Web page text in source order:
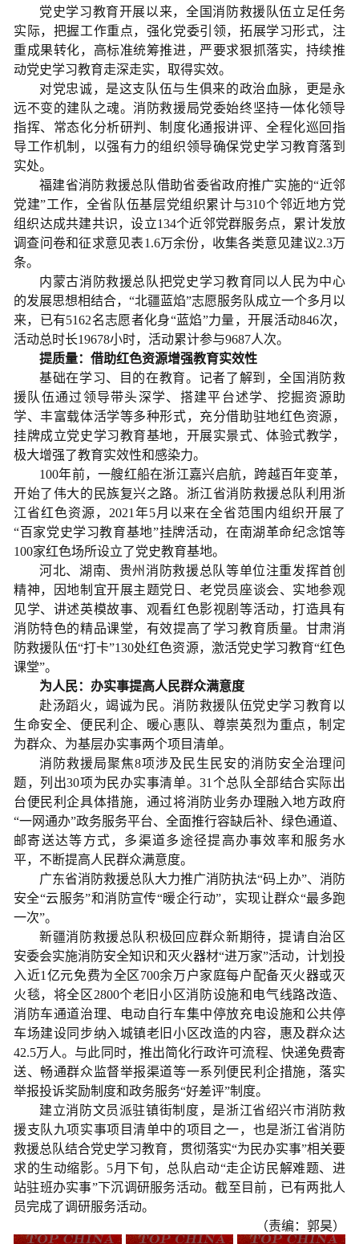
党史学习教育开展以来，全国消防救援队伍立足任务
实际，把握工作重点，强化党委引领，拓展学习形式，注
重成果转化，高标准统筹推进，严要求狠抓落实，持续推
动党史学习教育走深走实，取得实效。
对党忠诚，是这支队伍与生俱来的政治血脉，更是永
远不变的建队之魂。消防救援局党委始终坚持一体化领导
指挥、常态化分析研判、制度化通报讲评、全程化巡回指
导工作机制，以强有力的组织领导确保党史学习教育落到
实处。
福建省消防救援总队借助省委省政府推广实施的“近邻
党建”工作，全省队伍基层党组织累计与310个邻近地方党
组织达成共建共识，设立134个近邻党群服务点，累计发放
调查问卷和征求意见表1.6万余份，收集各类意见建议2.3万
条。
内蒙古消防救援总队把党史学习教育同以人民为中心
的发展思想相结合，“北疆蓝焰”志愿服务队成立一个多月以
来，已有5162名志愿者化身“蓝焰”力量，开展活动846次，
活动总时长19678小时，活动累计参与9687人次。
提质量：借助红色资源增强教育实效性
基础在学习、目的在教育。记者了解到，全国消防救
援队伍通过领导带头深学、搭建平台述学、挖掘资源助
学、丰富载体活学等多种形式，充分借助驻地红色资源，
挂牌成立党史学习教育基地，开展实景式、体验式教学，
极大增强了教育实效性和感染力。
100年前，一艘红船在浙江嘉兴启航，跨越百年变革，
开始了伟大的民族复兴之路。浙江省消防救援总队利用浙
江省红色资源，2021年5月以来在全省范围内组织开展了
“百家党史学习教育基地”挂牌活动，在南湖革命纪念馆等
100家红色场所设立了党史教育基地。
河北、湖南、贵州消防救援总队等单位注重发挥首创
精神，因地制宜开展主题党日、老党员座谈会、实地参观
见学、讲述英模故事、观看红色影视剧等活动，打造具有
消防特色的精品课堂，有效提高了学习教育质量。甘肃消
防救援队伍“打卡”130处红色资源，激活党史学习教育“红色
课堂”。
为人民：办实事提高人民群众满意度
赴汤蹈火，竭诚为民。消防救援队伍党史学习教育以
生命安全、便民利企、暖心惠队、尊崇英烈为重点，制定
为群众、为基层办实事两个项目清单。
消防救援局聚焦8项涉及民生民安的消防安全治理问
题，列出30项为民办实事清单。31个总队全部结合实际出
台便民利企具体措施，通过将消防业务办理融入地方政府
“一网通办”政务服务平台、全面推行容缺后补、绿色通道、
邮寄送达等方式，多渠道多途径提高办事效率和服务水
平，不断提高人民群众满意度。
广东省消防救援总队大力推广消防执法“码上办”、消防
安全“云服务”和消防宣传“暖企行动”，实现让群众“最多跑
一次”。
新疆消防救援总队积极回应群众新期待，提请自治区
安委会实施消防安全知识和灭火器材“进万家”活动，计划投
入近1亿元免费为全区700余万户家庭每户配备灭火器或灭
火毯，将全区2800个老旧小区消防设施和电气线路改造、
消防车通道治理、电动自行车集中停放充电设施和公共停
车场建设同步纳入城镇老旧小区改造的内容，惠及群众达
42.5万人。与此同时，推出简化行政许可流程、快递免费寄
送、畅通群众监督举报渠道等一系列便民利企措施，落实
举报投诉奖励制度和政务服务“好差评”制度。
建立消防文员派驻镇街制度，是浙江省绍兴市消防救
援支队九项实事项目清单中的项目之一，也是浙江省消防
救援总队结合党史学习教育，贯彻落实“为民办实事”相关要
求的生动缩影。5月下旬，总队启动“走企访民解难题、进
站驻班办实事”下沉调研服务活动。截至目前，已有两批人
员完成了调研服务活动。
（责编：郭昊）